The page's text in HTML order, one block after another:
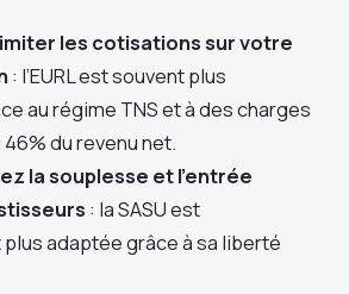
les cotisations sur votre
: l’EURL est souvent plus
au régime TNS et à des charges
du revenu net.
la souplesse et l’entrée
: la SASU est
adaptée grâce à sa liberté